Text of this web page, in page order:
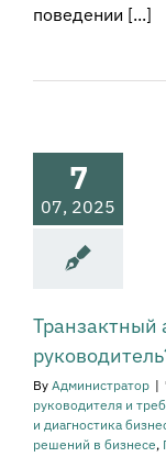
поведении [...]
7
07, 2025
какой вы
к нему
Общие
и диагностика
Оперативное
в бизнесе
лидерства,
Транзактный
By Администратор |
руководителя и
и диагностика
решений в бизнесе,